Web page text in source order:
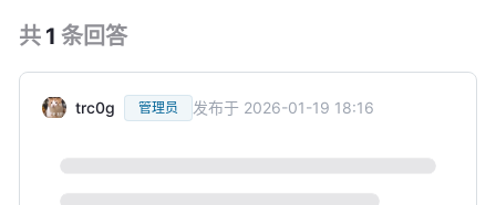
共 1 条回答
trc0g 管理员 发布于 2026-01-19 18:16